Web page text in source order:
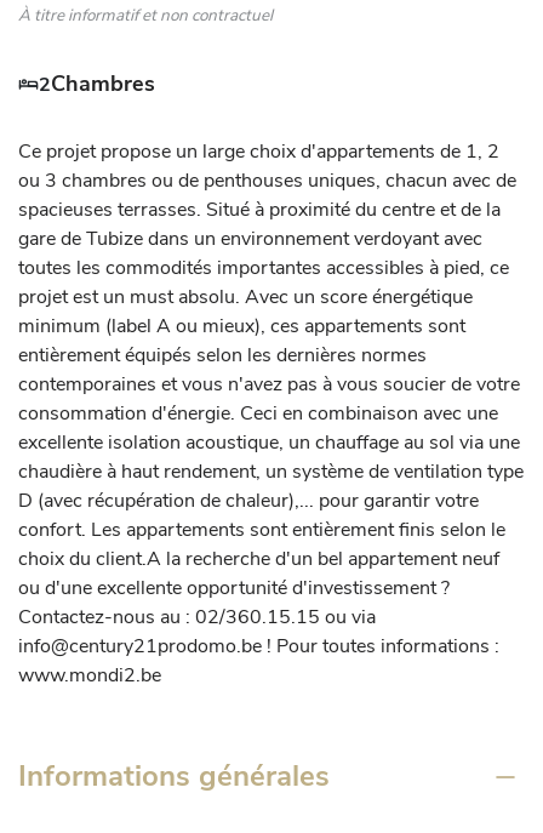
À titre informatif et non contractuel
2Chambres
Ce projet propose un large choix d'appartements de 1, 2
ou 3 chambres ou de penthouses uniques, chacun avec de
spacieuses terrasses. Situé à proximité du centre et de la
gare de Tubize dans un environnement verdoyant avec
toutes les commodités importantes accessibles à pied, ce
projet est un must absolu. Avec un score énergétique
minimum (label A ou mieux), ces appartements sont
entièrement équipés selon les dernières normes
contemporaines et vous n'avez pas à vous soucier de votre
consommation d'énergie. Ceci en combinaison avec une
excellente isolation acoustique, un chauffage au sol via une
chaudière à haut rendement, un système de ventilation type
D (avec récupération de chaleur),... pour garantir votre
confort. Les appartements sont entièrement finis selon le
choix du client.A la recherche d'un bel appartement neuf
ou d'une excellente opportunité d'investissement ?
Contactez-nous au : 02/360.15.15 ou via
info@century21prodomo.be ! Pour toutes informations :
www.mondi2.be
Informations générales